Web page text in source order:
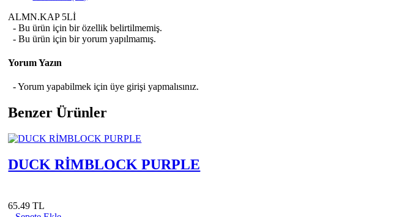
ALMN.KAP 5Lİ
- Bu ürün için bir özellik belirtilmemiş.
- Bu ürün için bir yorum yapılmamış.
Yorum Yazın
- Yorum yapabilmek için üye girişi yapmalısınız.
Benzer Ürünler
DUCK RİMBLOCK PURPLE
65.49 TL